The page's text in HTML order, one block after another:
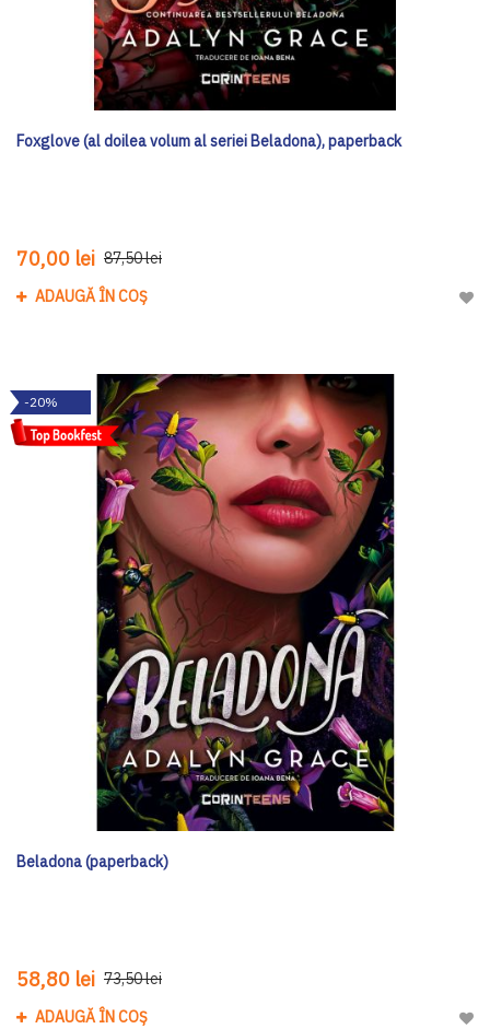
Foxglove (al doilea volum al seriei Beladona), paperback
70,00 lei 87,50 lei
ADAUGĂ ÎN COȘ
-20%
Beladona (paperback)
58,80 lei 73,50 lei
ADAUGĂ ÎN COȘ